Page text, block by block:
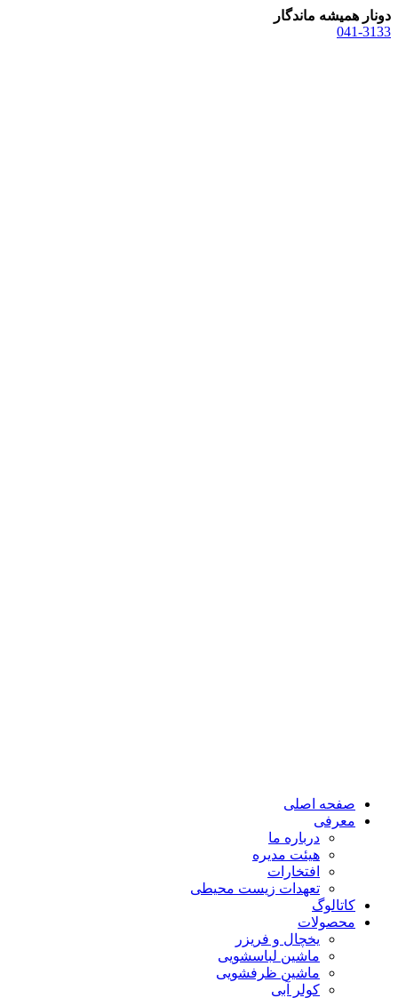
دونار همیشه ماندگار
041-3133
صفحه اصلی
معرفی
درباره ما
هیئت مدیره
افتخارات
تعهدات زیست محیطی
کاتالوگ
محصولات
یخچال و فریزر
ماشین لباسشویی
ماشین ظرفشویی
کولر آبی